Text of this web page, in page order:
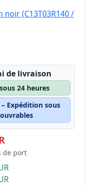
(C13T03R140 /
de livraison
24 heures
Expédition sous
de port